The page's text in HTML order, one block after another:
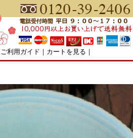
ご利用ガイド ｜ カートを見る ｜